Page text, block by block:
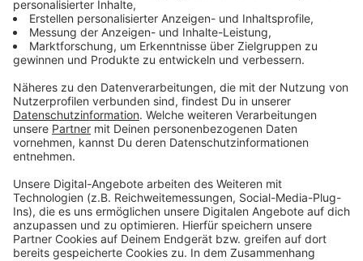
Video-Service zu laden!
Wir verwenden einen Service eines
Drittanbieters, um Videoinhalte
einzubetten. Dieser Service kann
Daten zu Ihren Aktivitäten
sammeln. Bitte lesen Sie die
Details durch und stimmen Sie der
Nutzung des Service zu, um dieses
Video anzusehen.
Mehr Informationen
Akzeptieren
Werbevideo zum "Micrashell"-Schutzanzug